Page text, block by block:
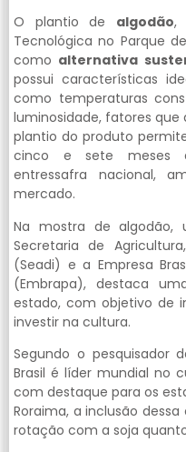
O plantio de algodão,
Tecnológica no Parque
como alternativa
possui características
como temperaturas
luminosidade, fatores
plantio do produto
cinco e sete meses
entressafra nacional,
mercado.
Na mostra de algodão,
Secretaria de
(Seadi) e a Empresa
(Embrapa), destaca
estado, com objetivo de
investir na cultura.
Segundo o pesquisador
Brasil é líder mundial no
com destaque para os
Roraima, a inclusão
rotação com a soja